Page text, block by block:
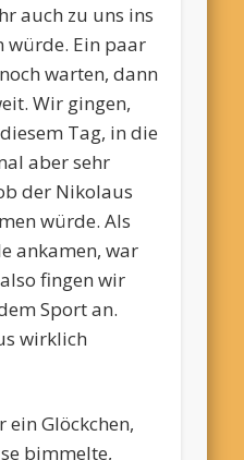
auch zu uns ins
würde. Ein paar
warten, dann
Wir gingen,
Tag, in die
aber sehr
der Nikolaus
würde. Als
ankamen, war
fingen wir
Sport an.
wirklich
Glöckchen,
bimmelte,